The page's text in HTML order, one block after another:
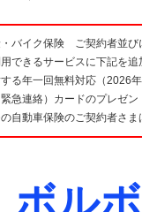
バイク保険 ご契約者並び
できるサービスに下記を
る年一回無料対応（2026
急連絡）カードのプレゼ
自動車保険のご契約者さま
ボル